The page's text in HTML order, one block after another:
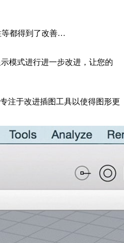
等都得到了改善…
模式进行进一步改进，让您的
注于改进插图工具以使得图形更